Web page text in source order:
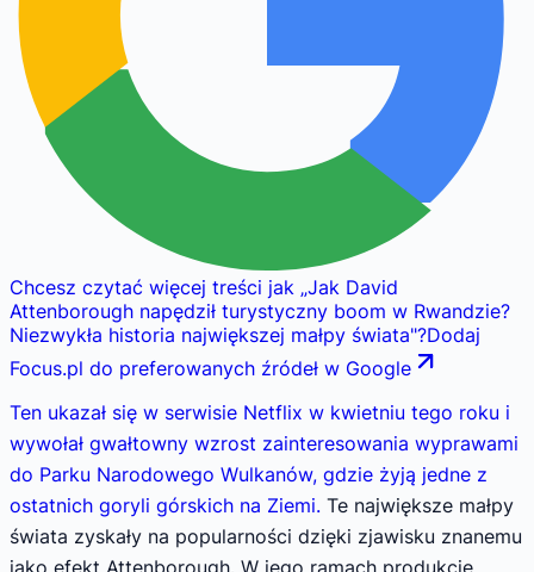
Chcesz czytać więcej treści jak „Jak David
Attenborough napędził turystyczny boom w Rwandzie?
Niezwykła historia największej małpy świata"?Dodaj
Focus.pl do preferowanych źródeł w Google
Ten ukazał się w serwisie Netflix w kwietniu tego roku i
wywołał gwałtowny wzrost zainteresowania wyprawami
do Parku Narodowego Wulkanów, gdzie żyją jedne z
ostatnich goryli górskich na Ziemi. Te największe małpy
świata zyskały na popularności dzięki zjawisku znanemu
jako efekt Attenborough. W jego ramach produkcje